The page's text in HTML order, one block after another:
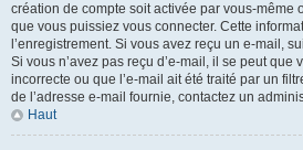
création de compte soit activée par vous-même
que vous puissiez vous connecter. Cette
l’enregistrement. Si vous avez reçu un e-mail,
Si vous n’avez pas reçu d’e-mail, il se peut que
incorrecte ou que l’e-mail ait été traité par un
de l’adresse e-mail fournie, contactez un
Haut